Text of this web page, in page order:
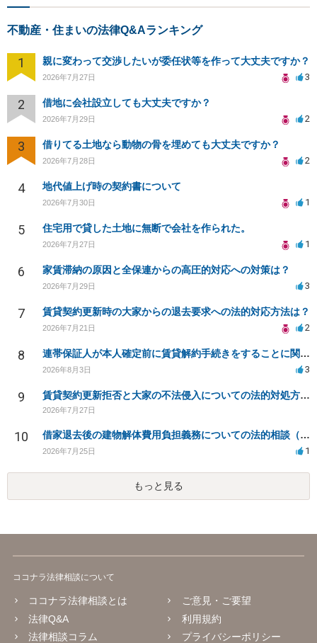
不動産・住まいの法律Q&Aランキング
1 親に変わって交渉したいが委任状等を作って大丈夫ですか？
2026年7月27日 3
2 借地に会社設立しても大丈夫ですか？
2026年7月29日 2
3 借りてる土地なら動物の骨を埋めても大丈夫ですか？
2026年7月28日 2
4 地代値上げ時の契約書について
2026年7月30日 1
5 住宅用で貸した土地に無断で会社を作られた。
2026年7月27日 1
6 家賃滞納の原因と全保連からの高圧的対応への対策は？
2026年7月29日 3
7 賃貸契約更新時の大家からの退去要求への法的対応方法は？
2026年7月21日 2
8 連帯保証人が本人確定前に賃貸解約手続きをすることに関して
2026年8月3日 3
9 賃貸契約更新拒否と大家の不法侵入についての法的対処方法は？
2026年7月27日
10 借家退去後の建物解体費用負担義務についての法的相談（補足説明修正）
2026年7月25日 1
もっと見る
ココナラ法律相談について
ココナラ法律相談とは
法律Q&A
法律相談コラム
ご意見・ご要望
利用規約
プライバシーポリシー